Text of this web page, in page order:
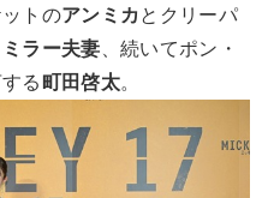
ットのアンミカ とクリーパ
ラー夫妻 、続いてポン・
る 町田啓太。